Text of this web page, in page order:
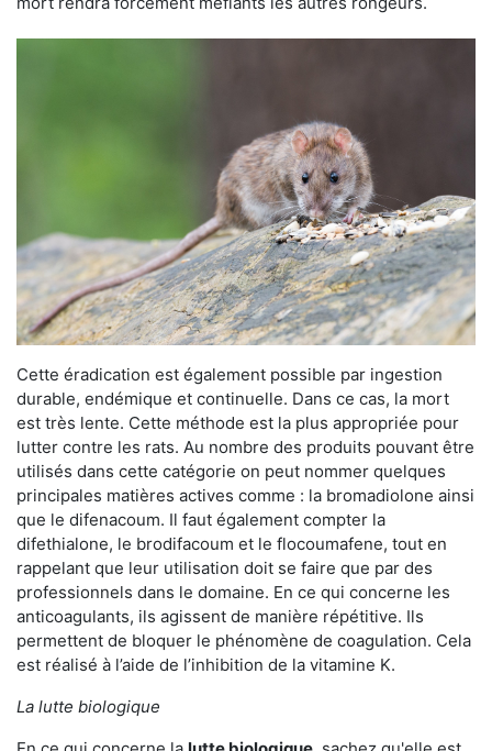
Cette éradication est également possible par ingestion
durable, endémique et continuelle. Dans ce cas, la mort
est très lente. Cette méthode est la plus appropriée pour
lutter contre les rats. Au nombre des produits pouvant être
utilisés dans cette catégorie on peut nommer quelques
principales matières actives comme : la bromadiolone ainsi
que le difenacoum. Il faut également compter la
difethialone, le brodifacoum et le flocoumafene, tout en
rappelant que leur utilisation doit se faire que par des
professionnels dans le domaine. En ce qui concerne les
anticoagulants, ils agissent de manière répétitive. Ils
permettent de bloquer le phénomène de coagulation. Cela
est réalisé à l’aide de l’inhibition de la vitamine K.
La lutte biologique